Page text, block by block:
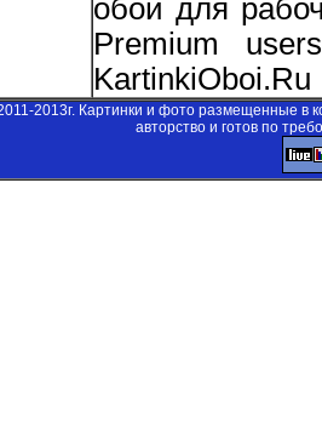
обои для
Premium
KartinkiOboi.Ru
2013г. Картинки и фото размещенные в
авторство и готов по